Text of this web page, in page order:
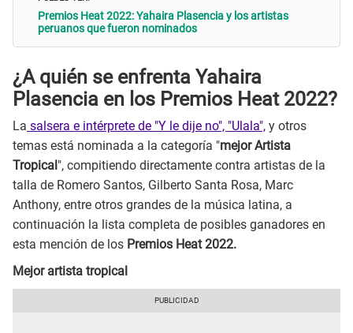
Premios Heat 2022: Yahaira Plasencia y los artistas
peruanos que fueron nominados
¿A quién se enfrenta Yahaira
Plasencia en los Premios Heat 2022?
La salsera e intérprete de "Y le dije no", "Ulala", y otros
temas está nominada a la categoría "mejor Artista
Tropical", compitiendo directamente contra artistas de la
talla de Romero Santos, Gilberto Santa Rosa, Marc
Anthony, entre otros grandes de la música latina, a
continuación la lista completa de posibles ganadores en
esta mención de los Premios Heat 2022.
Mejor artista tropical